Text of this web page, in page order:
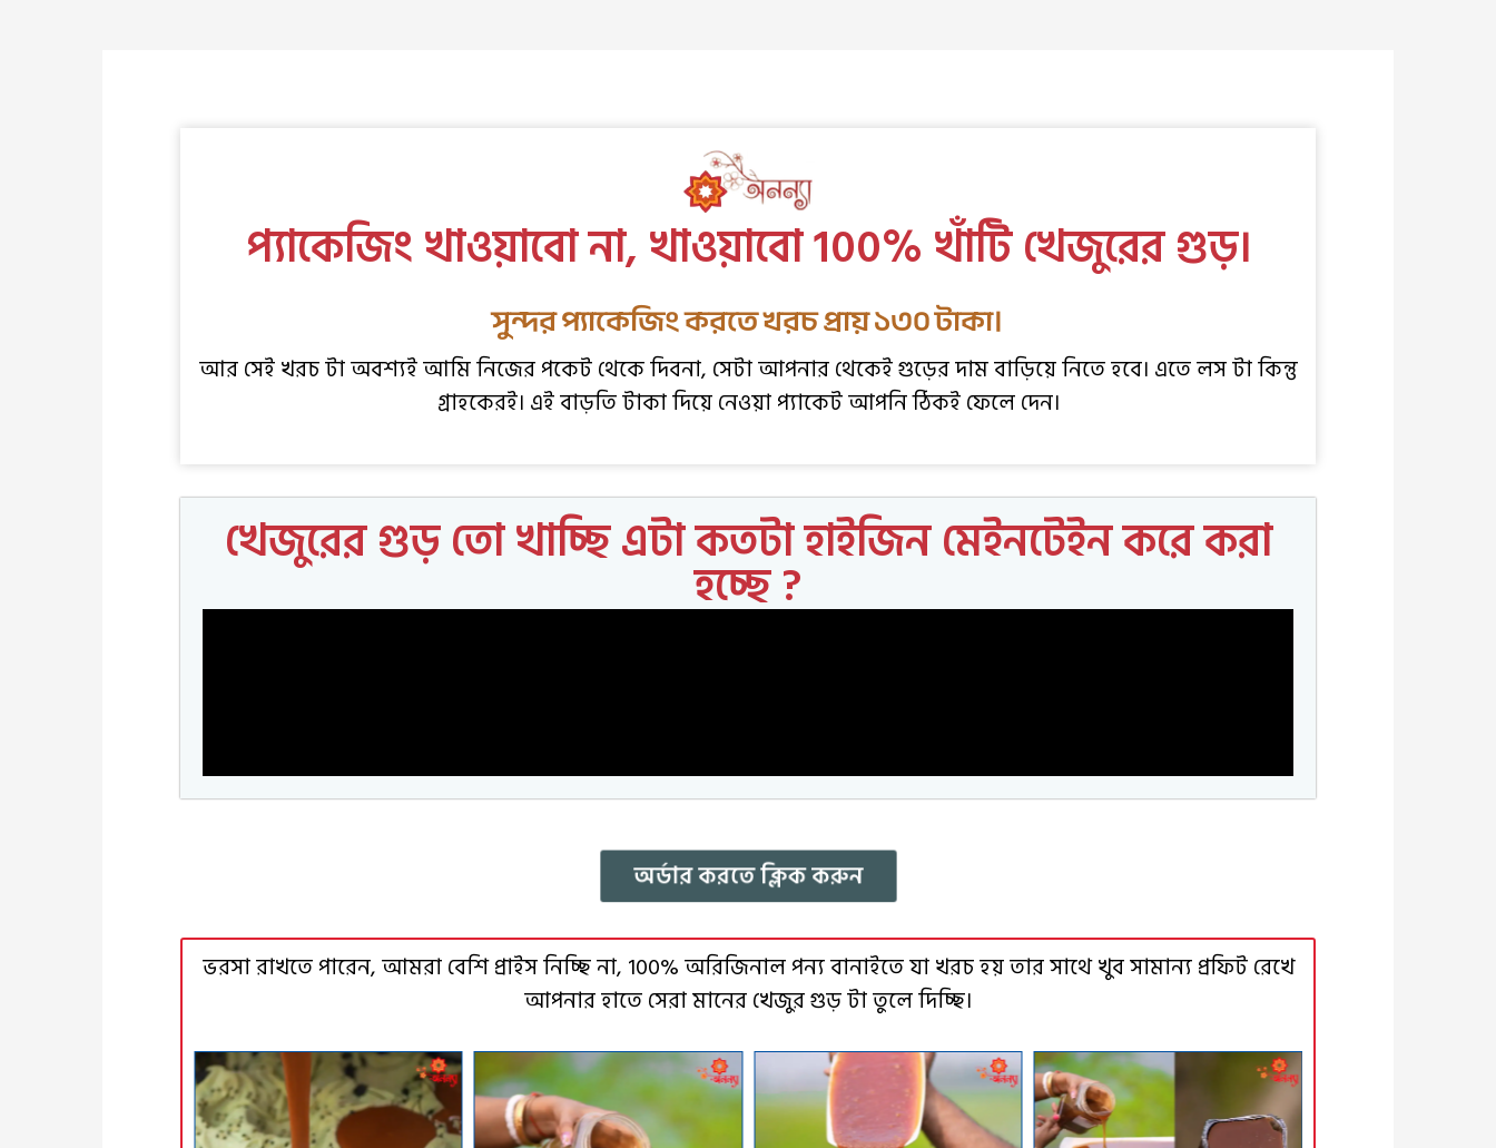
প্যাকেজিং খাওয়াবো না, খাওয়াবো 100% খাঁটি খেজুরের গুড়।
সুন্দর প্যাকেজিং করতে খরচ প্রায় ১৩০ টাকা।
আর সেই খরচ টা অবশ্যই আমি নিজের পকেট থেকে দিবনা, সেটা আপনার থেকেই গুড়ের দাম বাড়িয়ে নিতে হবে। এতে লস টা কিন্তু
গ্রাহকেরই। এই বাড়তি টাকা দিয়ে নেওয়া প্যাকেট আপনি ঠিকই ফেলে দেন।
খেজুরের গুড় তো খাচ্ছি এটা কতটা হাইজিন মেইনটেইন করে করা
হচ্ছে ?
অর্ডার করতে ক্লিক করুন
ভরসা রাখতে পারেন, আমরা বেশি প্রাইস নিচ্ছি না, 100% অরিজিনাল পন্য বানাইতে যা খরচ হয় তার সাথে খুব সামান্য প্রফিট রেখে
আপনার হাতে সেরা মানের খেজুর গুড় টা তুলে দিচ্ছি।